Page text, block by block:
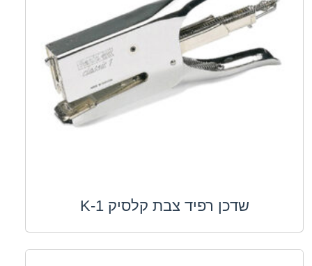
שדכן רפיד צבת קלסיק K-1